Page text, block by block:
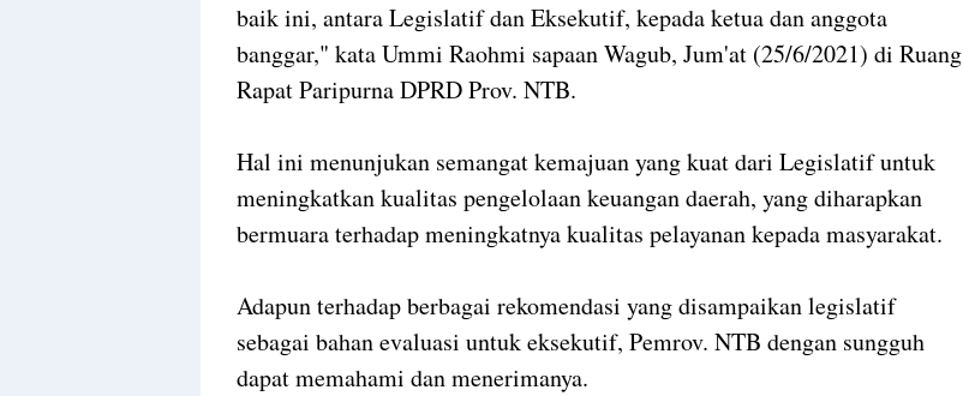
baik ini, antara Legislatif dan Eksekutif, kepada ketua dan anggota
banggar," kata Ummi Raohmi sapaan Wagub, Jum'at (25/6/2021) di Ruang
Rapat Paripurna DPRD Prov. NTB.
Hal ini menunjukan semangat kemajuan yang kuat dari Legislatif untuk
meningkatkan kualitas pengelolaan keuangan daerah, yang diharapkan
bermuara terhadap meningkatnya kualitas pelayanan kepada masyarakat.
Adapun terhadap berbagai rekomendasi yang disampaikan legislatif
sebagai bahan evaluasi untuk eksekutif, Pemrov. NTB dengan sungguh
dapat memahami dan menerimanya.